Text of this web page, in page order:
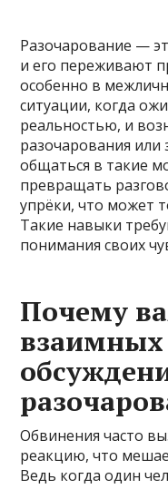
Разочарование —
и его переживают
особенно в
ситуации, когда
реальностью, и
разочарования или
общаться в такие
превращать
упрёки, что может
Такие навыки
понимания своих
Почему
взаимных
Обвинения часто
реакцию, что
Ведь когда один